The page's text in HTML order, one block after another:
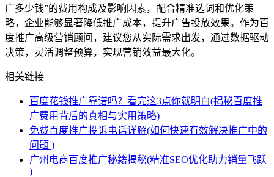
广多少钱”的费用构成及影响因素，配合精准选词和优化策
略，企业能够显著降低推广成本，提升广告投放效果。作为百
度推广高级营销顾问，建议您从实际需求出发，通过数据驱动
决策，灵活调整预算，实现营销效益最大化。
相关链接
百度花钱推广靠谱吗？看完这3点你就明白(揭秘百度推
广费用背后的真相与实用策略)
免费百度推广投诉电话详解(如何快速有效解决推广中的
问题 )
广州电商百度推广秘籍揭秘(精准SEO优化助力销量飞跃
)